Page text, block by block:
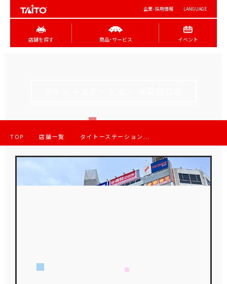
企業･採用情報 LANGUAGE
店舗を探す 商品･サービス イベント
TOP 店舗一覧 タイトーステーション...